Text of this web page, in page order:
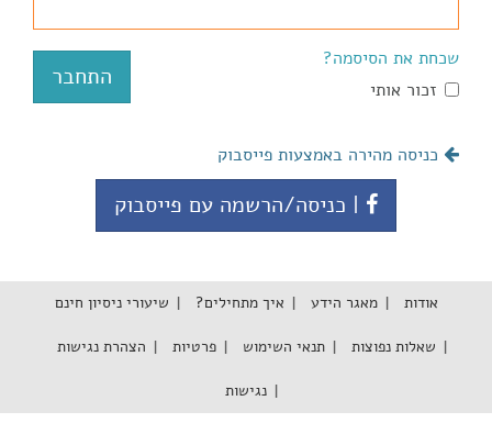
שכחת את הסיסמה?
זכור אותי
כניסה מהירה באמצעות פייסבוק
| כניסה/הרשמה עם פייסבוק
אודות מאגר הידע איך מתחילים? שיעורי ניסיון חינם
שאלות נפוצות תנאי השימוש פרטיות הצהרת נגישות
נגישות